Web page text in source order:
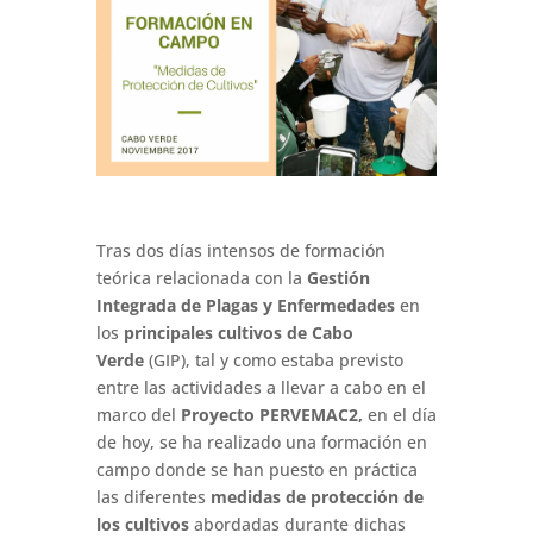
Tras dos días intensos de formación
teórica relacionada con la Gestión
Integrada de Plagas y Enfermedadesen
los principales cultivos de Cabo
Verde(GIP), tal y como estaba previsto
entre las actividades a llevar a cabo en el
marco del Proyecto PERVEMAC2, en el día
de hoy, se ha realizado una formación en
campo donde se han puesto en práctica
las diferentes medidas de protección de
los cultivosabordadas durante dichas